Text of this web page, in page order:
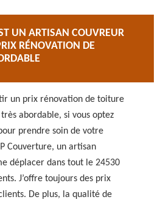
UN ARTISAN COUVREUR
RÉNOVATION DE
un prix rénovation de toiture
abordable, si vous optez
prendre soin de votre
Couverture, un artisan
déplacer dans tout le 24530
J’offre toujours des prix
De plus, la qualité de